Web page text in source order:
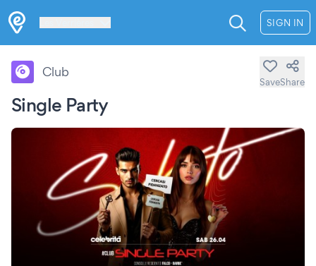
SIGN IN
Single Party
Club
SaveShare